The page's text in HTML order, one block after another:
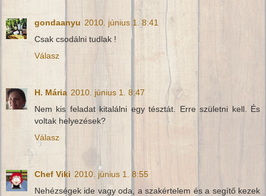
gondaanyu 2010. június 1. 8:41
Csak csodálni tudlak !
Válasz
H. Mária 2010. június 1. 8:47
Nem kis feladat kitalálni egy tésztát. Erre születni kell. És
voltak helyezések?
Válasz
Chef Viki 2010. június 1. 8:55
Nehézségek ide vagy oda, a szakértelem és a segítő kezek